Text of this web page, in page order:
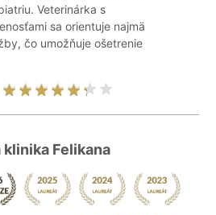
Veterinárka s
sa orientuje najmä
čo umožňuje ošetrenie
Felikana